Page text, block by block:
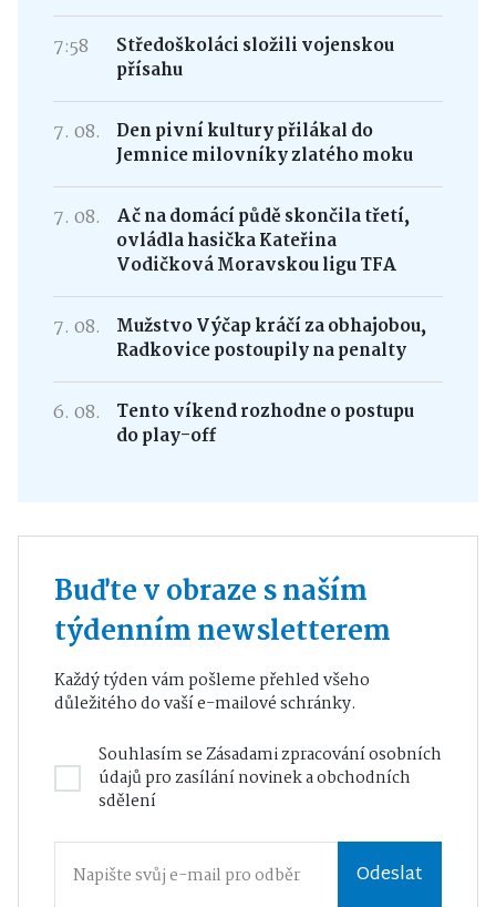
7:58
Středoškoláci složili vojenskou
přísahu
7. 08.
Den pivní kultury přilákal do
Jemnice milovníky zlatého moku
7. 08.
Ač na domácí půdě skončila třetí,
ovládla hasička Kateřina
Vodičková Moravskou ligu TFA
7. 08.
Mužstvo Výčap kráčí za obhajobou,
Radkovice postoupily na penalty
6. 08.
Tento víkend rozhodne o postupu
do play-off
Buďte v obraze s naším
týdenním newsletterem
Každý týden vám pošleme přehled všeho
důležitého do vaší e-mailové schránky.
Souhlasím seZásadami zpracování osobních
údajůpro zasílání novinek a obchodních
sdělení
Odeslat